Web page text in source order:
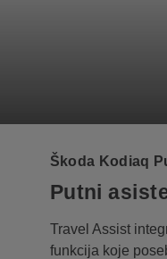
Škoda Kodiaq
Putni
Travel Assist
funkcija koje